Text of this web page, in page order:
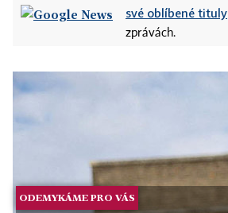
své oblíbené tituly
zprávách.
ODEMYKÁME PRO VÁS